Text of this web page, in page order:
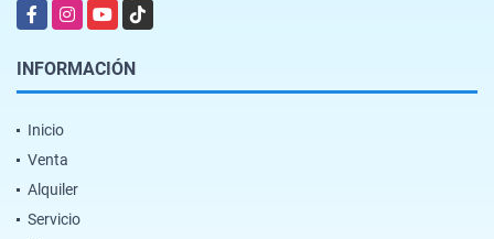
FacebookInstagramYouTubeTikTok
INFORMACIÓN
Inicio
Venta
Alquiler
Servicio